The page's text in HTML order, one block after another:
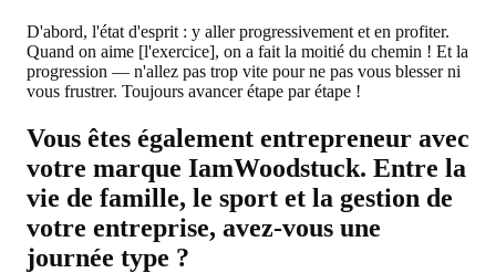
D'abord, l'état d'esprit : y aller progressivement et en profiter.
Quand on aime [l'exercice], on a fait la moitié du chemin ! Et la
progression — n'allez pas trop vite pour ne pas vous blesser ni
vous frustrer. Toujours avancer étape par étape !
Vous êtes également entrepreneur avec
votre marque IamWoodstuck. Entre la
vie de famille, le sport et la gestion de
votre entreprise, avez-vous une
journée type ?